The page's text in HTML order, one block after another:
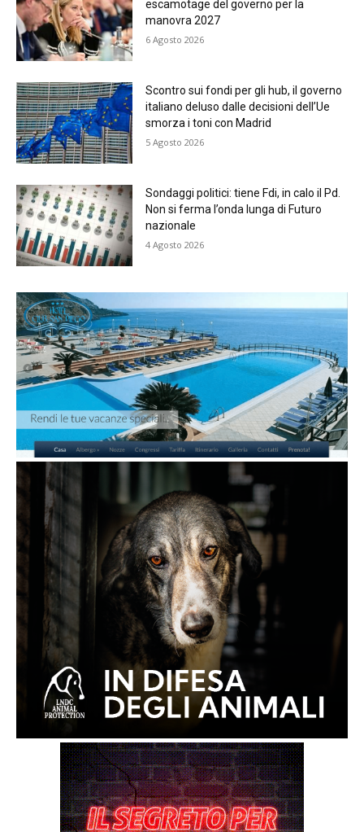
escamotage del governo per la
manovra 2027
6 Agosto 2026
Scontro sui fondi per gli hub, il governo
italiano deluso dalle decisioni dell’Ue
smorza i toni con Madrid
5 Agosto 2026
Sondaggi politici: tiene Fdi, in calo il Pd.
Non si ferma l’onda lunga di Futuro
nazionale
4 Agosto 2026